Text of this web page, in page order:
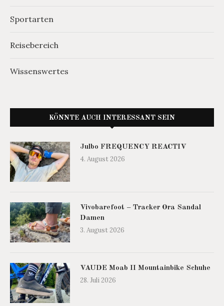
Sportarten
Reisebereich
Wissenswertes
KÖNNTE AUCH INTERESSANT SEIN
Julbo FREQUENCY REACTIV
4. August 2026
Vivobarefoot – Tracker Ora Sandal
Damen
3. August 2026
VAUDE Moab II Mountainbike Schuhe
28. Juli 2026